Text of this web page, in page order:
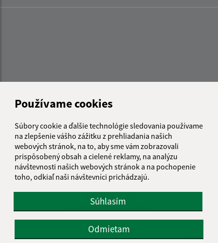
Používame cookies
Súbory cookie a ďalšie technológie sledovania používame
na zlepšenie vášho zážitku z prehliadania našich
webových stránok, na to, aby sme vám zobrazovali
prispôsobený obsah a cielené reklamy, na analýzu
návštevnosti našich webových stránok a na pochopenie
toho, odkiaľ naši návštevníci prichádzajú.
Súhlasím
Odmietam
Informácie o stránke:
Vyhlásenie o prístupnosti
Autorské práva
Ochrana osobných údajov
Navigácia: